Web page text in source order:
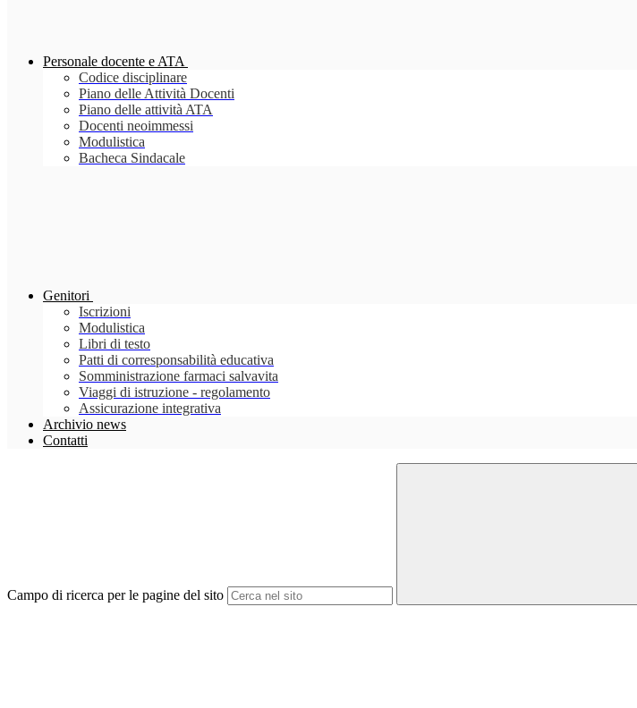
Personale docente e ATA
Codice disciplinare
Piano delle Attività Docenti
Piano delle attività ATA
Docenti neoimmessi
Modulistica
Bacheca Sindacale
Genitori
Iscrizioni
Modulistica
Libri di testo
Patti di corresponsabilità educativa
Somministrazione farmaci salvavita
Viaggi di istruzione - regolamento
Assicurazione integrativa
Archivio news
Contatti
Campo di ricerca per le pagine del sito